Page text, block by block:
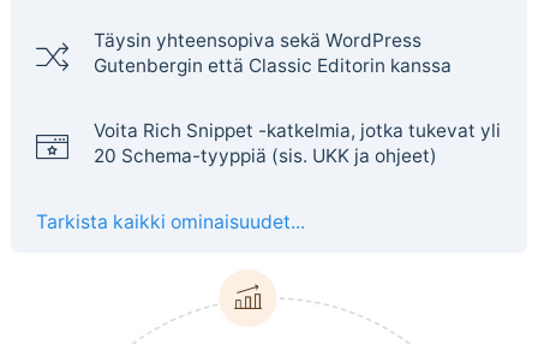
Täysin yhteensopiva sekä WordPress
Gutenbergin että Classic Editorin kanssa
Voita Rich Snippet -katkelmia, jotka tukevat yli
20 Schema-tyyppiä (sis. UKK ja ohjeet)
Tarkista kaikki ominaisuudet...